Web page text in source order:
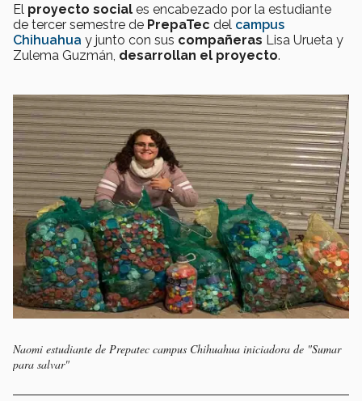
El proyecto social es encabezado por la estudiante
de tercer semestre de PrepaTec del campus
Chihuahua y junto con sus compañeras Lisa Urueta y
Zulema Guzmán, desarrollan el proyecto.
Naomi estudiante de Prepatec campus Chihuahua iniciadora de "Sumar
para salvar"